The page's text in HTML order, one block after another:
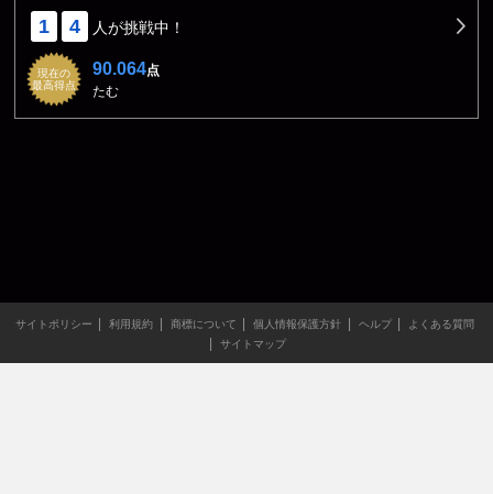
1 4 人が挑戦中！
現在の
最高得点
90.064点
たむ
サイトポリシー 利用規約 商標について 個人情報保護方針 ヘルプ
よくある質問
サイトマップ